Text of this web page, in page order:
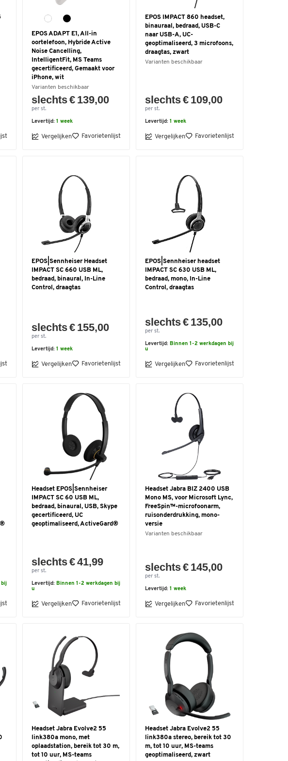
EPOS ADAPT E1, All-in
oortelefoon, Hybride Active
Noise Cancelling,
IntelligentFit, MS Teams
gecertificeerd, Gemaakt voor
iPhone, wit
Varianten beschikbaar
slechts € 139,00
per st.
Levertijd: 1 week
Vergelijken Favorietenlijst
EPOS IMPACT 860 headset,
binauraal, bedraad, USB-C
naar USB-A, UC-
geoptimaliseerd, 3 microfoons,
draagtas, zwart
Varianten beschikbaar
slechts € 109,00
per st.
Levertijd: 1 week
Vergelijken Favorietenlijst
EPOS|Sennheiser Headset
IMPACT SC 660 USB ML,
bedraad, binaural, In-Line
Control, draagtas
slechts € 155,00
per st.
Levertijd: 1 week
Vergelijken Favorietenlijst
EPOS|Sennheiser headset
IMPACT SC 630 USB ML,
bedraad, mono, In-Line
Control, draagtas
slechts € 135,00
per st.
Levertijd: Binnen 1-2 werkdagen bij
u
Vergelijken Favorietenlijst
bij
Headset EPOS|Sennheiser
IMPACT SC 60 USB ML,
bedraad, binaural, USB, Skype
gecertificeerd, UC
geoptimaliseerd, ActiveGard®
slechts € 41,99
per st.
Levertijd: Binnen 1-2 werkdagen bij
u
Vergelijken Favorietenlijst
Headset Jabra BIZ 2400 USB
Mono MS, voor Microsoft Lync,
FreeSpin™-microfoonarm,
ruisonderdrukking, mono-
versie
Varianten beschikbaar
slechts € 145,00
per st.
Levertijd: 1 week
Vergelijken Favorietenlijst
Headset Jabra Evolve2 55
link380a mono, met
oplaadstation, bereik tot 30 m,
tot 10 uur, MS-teams
Headset Jabra Evolve2 55
link380a stereo, bereik tot 30
m, tot 10 uur, MS-teams
geoptimaliseerd, zwart